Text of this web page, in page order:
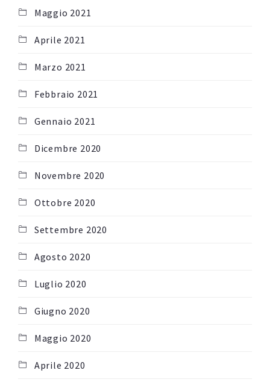
Maggio 2021
Aprile 2021
Marzo 2021
Febbraio 2021
Gennaio 2021
Dicembre 2020
Novembre 2020
Ottobre 2020
Settembre 2020
Agosto 2020
Luglio 2020
Giugno 2020
Maggio 2020
Aprile 2020